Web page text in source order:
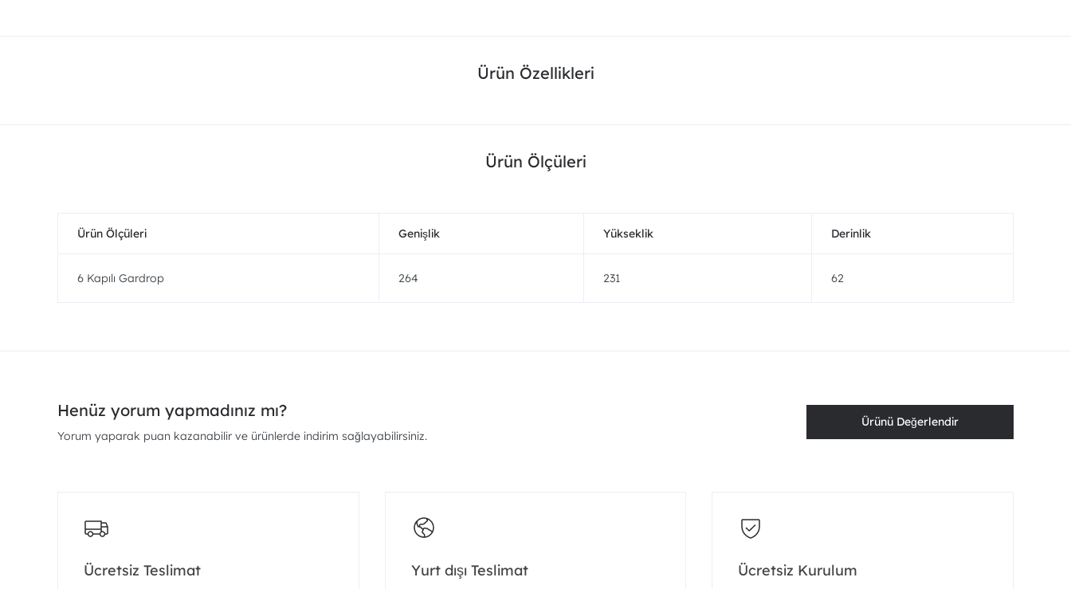
Ürün Özellikleri
Ürün Ölçüleri
Ürün Ölçüleri Genişlik Yükseklik Derinlik
6 Kapılı Gardrop 264 231 62
Henüz yorum yapmadınız mı?
Yorum yaparak puan kazanabilir ve ürünlerde indirim sağlayabilirsiniz.
Ürünü Değerlendir
Ücretsiz Teslimat Yurt dışı Teslimat Ücretsiz Kurulum